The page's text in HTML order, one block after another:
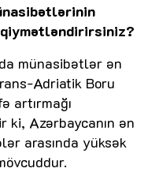
qiymətləndirirsiniz?
münasibətlər ən
Adriatik Boru
artırmağı
ki, Azərbaycanın ən
arasında yüksək